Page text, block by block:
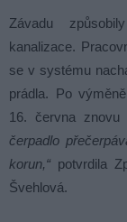
Závadu
kanalizace.
se v systému
prádla. Po
16. června znovu
čerpadlo
korun,“ potvrdila
Švehlová.